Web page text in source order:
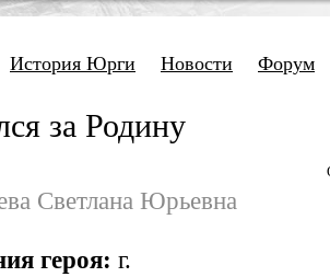
История Юрги Новости Форум
за Родину
Светлана Юрьевна
героя: г.